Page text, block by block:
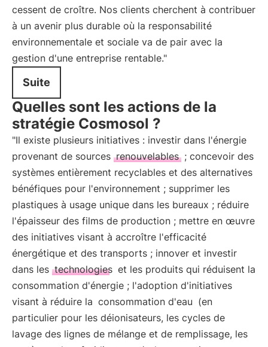
cessent de croître. Nos clients cherchent à contribuer
à un avenir plus durable où la responsabilité
environnementale et sociale va de pair avec la
gestion d'une entreprise rentable."
Suite
Quelles sont les actions de la
stratégie Cosmosol ?
"Il existe plusieurs initiatives : investir dans l'énergie
provenant de sources renouvelables ; concevoir des
systèmes entièrement recyclables et des alternatives
bénéfiques pour l'environnement ; supprimer les
plastiques à usage unique dans les bureaux ; réduire
l'épaisseur des films de production ; mettre en œuvre
des initiatives visant à accroître l'efficacité
énergétique et des transports ; innover et investir
dans les technologies et les produits qui réduisent la
consommation d'énergie ; l'adoption d'initiatives
visant à réduire la consommation d'eau (en
particulier pour les déionisateurs, les cycles de
lavage des lignes de mélange et de remplissage, les